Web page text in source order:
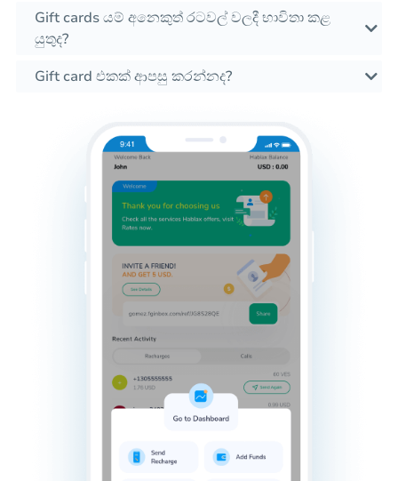
Gift cards යම් අනෙකුත් රටවල් වලදී භාවිතා කළ
යුතුද?
Gift card එකක් ආපසු කරන්නද?